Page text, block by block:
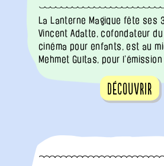
La Lanterne Magique fête ses
Vincent Adatte, cofondateur
cinéma pour enfants, est au
Mehmet Gultas, pour l’émission
Découvrir